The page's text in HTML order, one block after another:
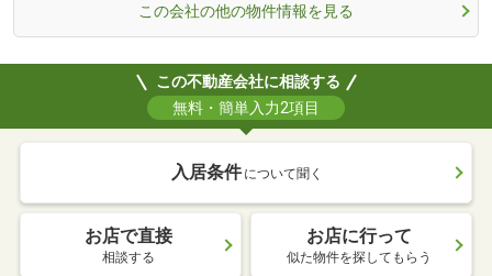
この会社の他の物件情報を見る
この不動産会社に相談する
無料・簡単入力2項目
入居条件 について聞く
お店で直接
相談する
お店に行って
似た物件を探してもらう